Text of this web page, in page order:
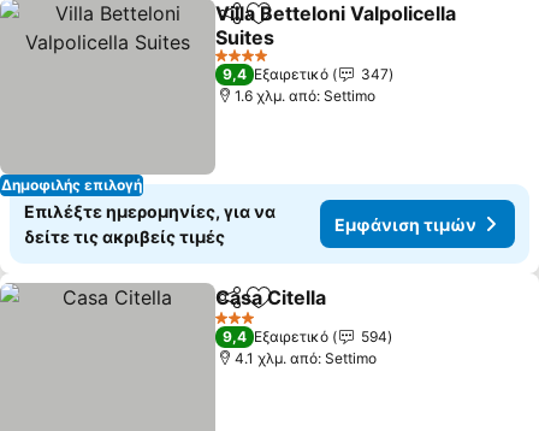
Δημοφιλής επιλογή
Κοινοποίηση
Προσθήκη στα αγαπημένα
Villa Betteloni Valpolicella
Suites
4 Αστέρια
9,4 Εξαιρετικό
347
1.6 χλμ. από: Settimo
Επιλέξτε ημερομηνίες, για να
δείτε τις ακριβείς τιμές
Εμφάνιση τιμών
Κοινοποίηση
Προσθήκη στα αγαπημένα
Casa Citella
3 Αστέρια
9,4 Εξαιρετικό
594
4.1 χλμ. από: Settimo